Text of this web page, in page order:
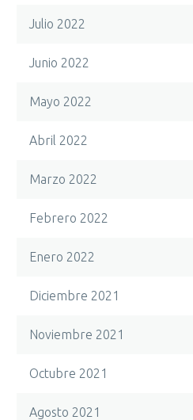
Julio 2022
Junio 2022
Mayo 2022
Abril 2022
Marzo 2022
Febrero 2022
Enero 2022
Diciembre 2021
Noviembre 2021
Octubre 2021
Agosto 2021